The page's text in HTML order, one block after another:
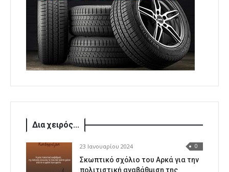
Δια χειρός...
23 Ιανουαρίου 2024 0
Σκωπτικό σχόλιο του Αρκά για την
πολιτιστική αναβάθμιση της